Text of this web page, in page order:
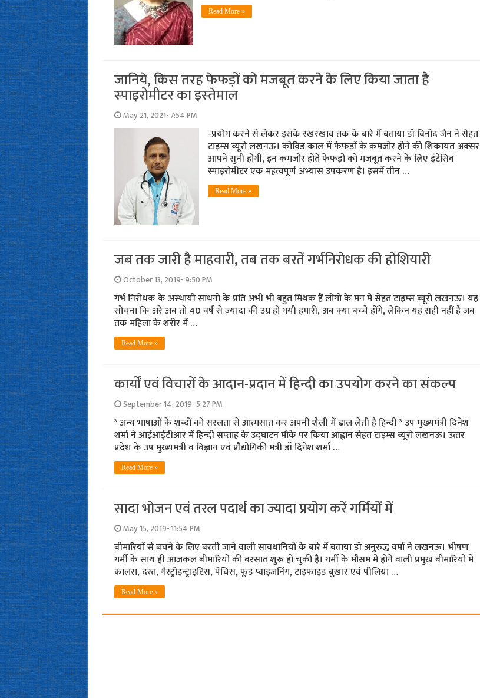
Read More »
जानिये, किस तरह फेफड़ों को मजबूत करने के लिए किया जाता है
स्‍पाइरोमीटर का इस्‍तेमाल
May 21, 2021- 7:54 PM
-प्रयोग करने से लेकर इसके रखरखाव तक के बारे में बताया डॉ विनोद जैन ने सेहत
टाइम्‍स ब्‍यूरो लखनऊ। कोविड काल में फेफड़ों के कमजोर होने की शिकायत अक्‍सर
आपने सुनी होगी, इन कमजोर होते फेफड़ों को मजबूत करने के लिए इंटेंसिव
स्‍पाइरोमीटर एक महत्‍वपूर्ण अभ्‍यास उपकरण है। इसमें तीन …
Read More »
जब तक जारी है माहवारी, तब तक बरतें गर्भनिरोधक की होशियारी
October 13, 2019- 9:50 PM
गर्भ निरोधक के अस्‍थायी साधनों के प्रति अभी भी बहुत मिथक हैं लोगों के मन में सेहत टाइम्‍स ब्‍यूरो लखनऊ। यह
सोचना कि अरे अब तो 40 वर्ष से ज्‍यादा की उम्र हो गयी हमारी, अब क्‍या बच्‍चे होंगे, लेकिन यह सही नहीं है जब
तक महिला के शरीर में …
Read More »
कार्यों एवं विचारों के आदान-प्रदान में हिन्‍दी का उपयोग करने का संकल्‍प
September 14, 2019- 5:27 PM
* अन्‍य भाषाओं के शब्‍दों को सरलता से आत्‍मसात कर अपनी शैली में ढाल लेती है हिन्‍दी * उप मुख्‍यमंत्री दिनेश
शर्मा ने आईआईटीआर में हिन्‍दी सप्‍ताह के उद्घाटन मौके पर किया आह्वान सेहत टाइम्‍स ब्‍यूरो लखनऊ। उत्‍तर
प्रदेश के उप मुख्‍यमंत्री व विज्ञान एवं प्रौद्योगिकी मंत्री डॉ दिनेश शर्मा …
Read More »
सादा भोजन एवं तरल पदार्थ का ज्यादा प्रयोग करें गर्मियों में
May 15, 2019- 11:54 PM
बीमारियों से बचने के लिए बरती जाने वाली सावधानियों के बारे में बताया डॉ अनुरुद्ध वर्मा ने लखनऊ। भीषण
गर्मी के साथ ही आजकल बीमारियों की बरसात शुरू हो चुकी है। गर्मी के मौसम में होने वाली प्रमुख बीमारियों में
कालरा, दस्त, गैस्ट्रोइन्ट्राइटिस, पेचिस, फूड प्वाइजनिंग, टाइफाइड बुखार एवं पीलिया …
Read More »